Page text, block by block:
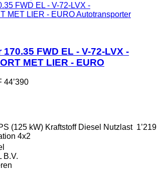
FWD EL - V-72-LVX -
MET LIER - EURO Autotransporter
FWD EL - V-72-LVX -
MET LIER - EURO
44’390
(125 kW) Kraftstoff Diesel Nutzlast 1’219
4x2
B.V.